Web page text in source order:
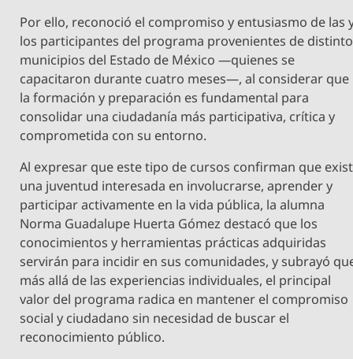
Por ello, reconoció el compromiso y entusiasmo de las
los participantes del programa provenientes de
municipios del Estado de México —quienes se
capacitaron durante cuatro meses—, al considerar que
la formación y preparación es fundamental para
consolidar una ciudadanía más participativa, crítica y
comprometida con su entorno.
Al expresar que este tipo de cursos confirman que
una juventud interesada en involucrarse, aprender y
participar activamente en la vida pública, la alumna
Norma Guadalupe Huerta Gómez destacó que los
conocimientos y herramientas prácticas adquiridas
servirán para incidir en sus comunidades, y subrayó
más allá de las experiencias individuales, el principal
valor del programa radica en mantener el compromiso
social y ciudadano sin necesidad de buscar el
reconocimiento público.